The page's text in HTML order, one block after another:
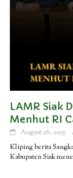
LAMR Siak
Menhut RI
August 26, 2025
Kliping berita
Kabupaten Siak